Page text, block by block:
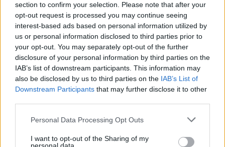
section to confirm your selection. Please note that after your
opt-out request is processed you may continue seeing
interest-based ads based on personal information utilized by
us or personal information disclosed to third parties prior to
your opt-out. You may separately opt-out of the further
disclosure of your personal information by third parties on the
IAB’s list of downstream participants. This information may
also be disclosed by us to third parties on the IAB’s List of
Downstream Participants that may further disclose it to other
Please note that this website/app uses one or more Google
not limited to your visit or usage behaviour. You may click to
Personal Data Processing Opt Outs
I want to opt-out of the Sharing of my
pár méterre található a Neumann János
Egyetem félkész kampuszától, sőt a képen úgy
látszik, mintha épp azt nézné a polgármester
mellett álló férfi is. Egy egészen szórakoztató
mondatot is találunk, ha ehhez a témához
lapozunk: